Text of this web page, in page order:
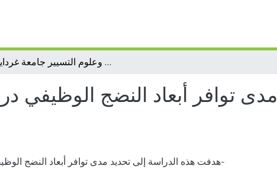
مدى توافر أبعاد النضج الوظيفي دراسة حالة أساتذة كلية العلوم الاقتصادية والتجارية وعلوم التسيير جامعة غرداية
مدى توافر أبعاد النضج الوظيفي
هدفت هذه الدراسة إلى تحديد مدى توافر أبعاد النضج